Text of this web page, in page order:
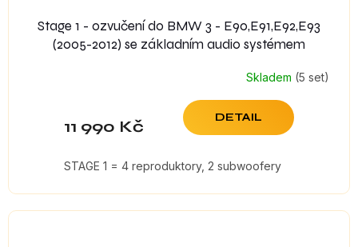
Stage 1 - ozvučení do BMW 3 - E90,E91,E92,E93
(2005-2012) se základním audio systémem
Skladem (5 set)
11 990 Kč DETAIL
STAGE 1 = 4 reproduktory, 2 subwoofery